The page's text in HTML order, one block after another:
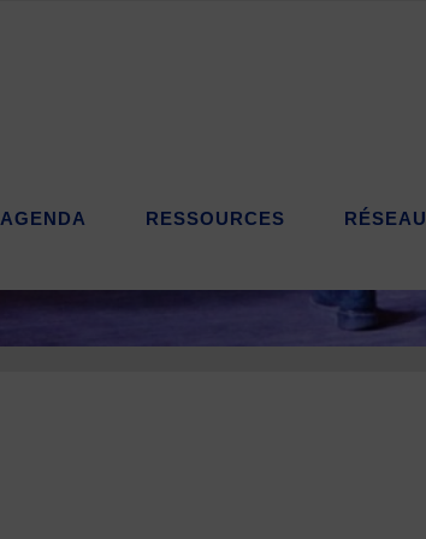
AGENDA RESSOURCES RÉSEAU